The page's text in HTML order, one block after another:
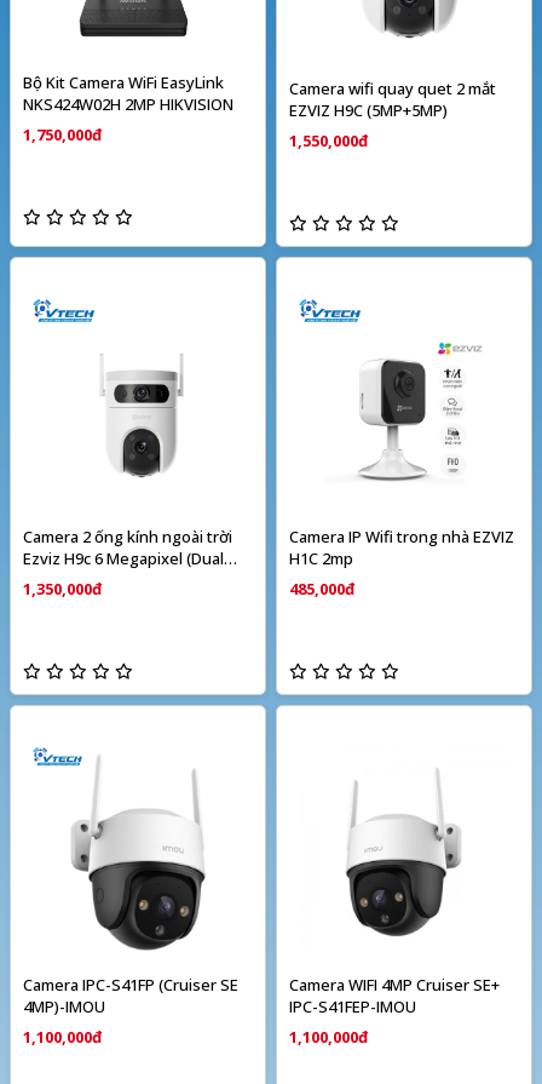
Bộ Kit Camera WiFi EasyLink
NKS424W02H 2MP HIKVISION
1,750,000đ
Camera wifi quay quet 2 mắt
EZVIZ H9C (5MP+5MP)
1,550,000đ
Camera 2 ống kính ngoài trời
Ezviz H9c 6 Megapixel (Dual
camera)
1,350,000đ
Camera IP Wifi trong nhà EZVIZ
H1C 2mp
485,000đ
Camera IPC-S41FP (Cruiser SE
4MP)-IMOU
1,100,000đ
Camera WIFI 4MP Cruiser SE+
IPC-S41FEP-IMOU
1,100,000đ